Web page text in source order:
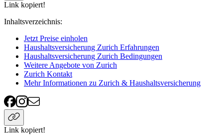
Link kopiert!
Inhaltsverzeichnis:
Jetzt Preise einholen
Haushaltsversicherung Zurich Erfahrungen
Haushaltsversicherung Zurich Bedingungen
Weitere Angebote von Zurich
Zurich Kontakt
Mehr Informationen zu Zurich & Haushaltsversicherung
Link kopiert!